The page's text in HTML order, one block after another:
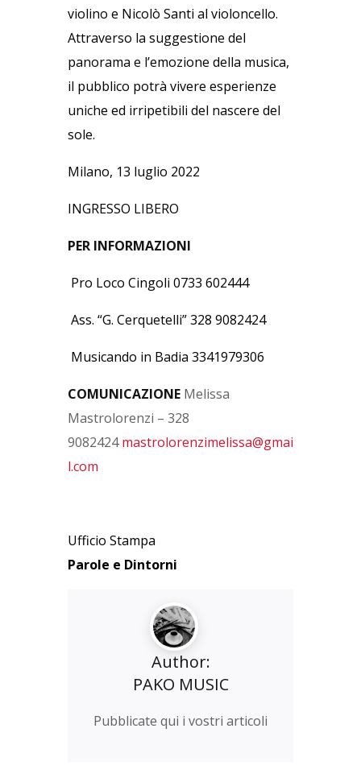
violino e Nicolò Santi al violoncello.
Attraverso la suggestione del
panorama e l’emozione della musica,
il pubblico potrà vivere esperienze
uniche ed irripetibili del nascere del
sole.
Milano, 13 luglio 2022
INGRESSO LIBERO
PER INFORMAZIONI
Pro Loco Cingoli 0733 602444
Ass. “G. Cerquetelli” 328 9082424
Musicando in Badia 3341979306
COMUNICAZIONE Melissa
Mastrolorenzi – 328
9082424mastrolorenzimelissa@gmai
l.com
Ufficio Stampa
Parole e Dintorni
Author:
PAKO MUSIC
Pubblicate qui i vostri articoli